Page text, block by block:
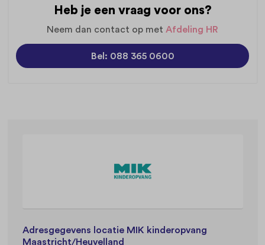
Heb je een vraag voor ons?
Neem dan contact op met Afdeling HR
Bel: 088 365 0600
Adresgegevens locatie MIK kinderopvang
Maastricht/Heuvelland